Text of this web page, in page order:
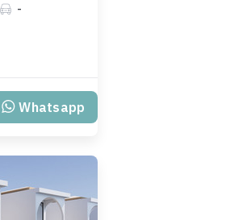
-
Whatsapp